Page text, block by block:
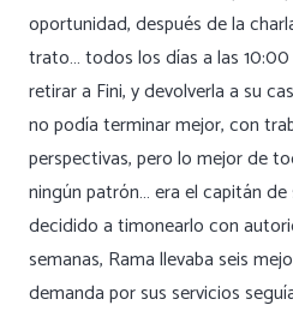
oportunidad, después de la
trato… todos los días a las
retirar a Fini, y devolverla a su
no podía terminar mejor, con
perspectivas, pero lo mejor de
ningún patrón… era el capitán
decidido a timonearlo con
semanas, Rama llevaba seis
demanda por sus servicios